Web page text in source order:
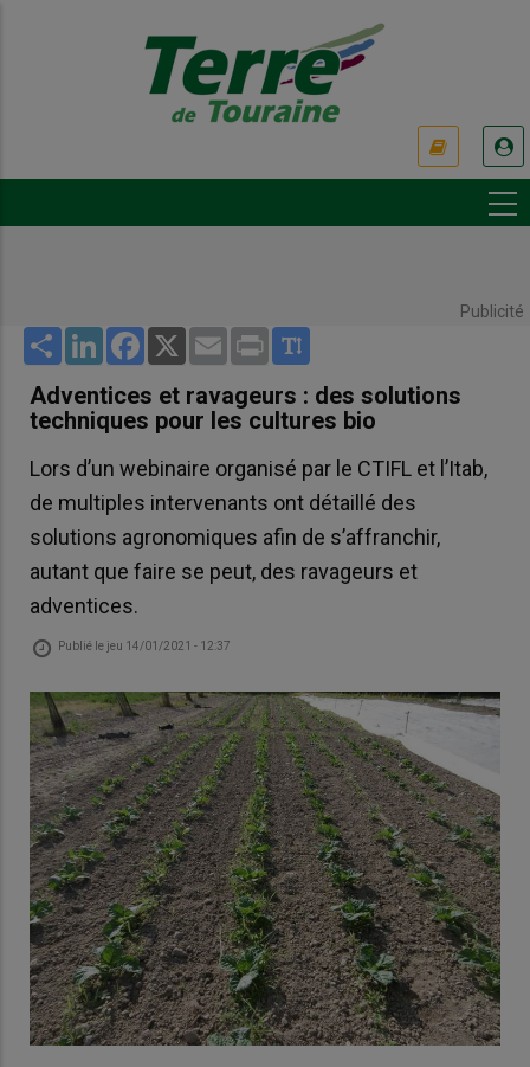
Publicité
Share LinkedInFacebook
X Email Print
Adventices et ravageurs : des solutions
techniques pour les cultures bio
Lors d’un webinaire organisé par le CTIFL et l’Itab,
de multiples intervenants ont détaillé des
solutions agronomiques afin de s’affranchir,
autant que faire se peut, des ravageurs et
adventices.
Publié le jeu 14/01/2021 - 12:37